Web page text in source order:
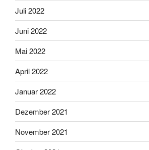
Juli 2022
Juni 2022
Mai 2022
April 2022
Januar 2022
Dezember 2021
November 2021